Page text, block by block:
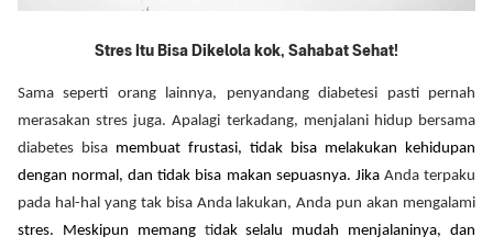
Stres Itu Bisa Dikelola kok, Sahabat Sehat!
Sama seperti orang lainnya, penyandang diabetesi pasti pernah
merasakan stres juga. Apalagi terkadang, menjalani hidup bersama
diabetes bisa membuat frustasi, tidak bisa melakukan kehidupan
dengan normal, dan tidak bisa makan sepuasnya. Jika Anda terpaku
pada hal-hal yang tak bisa Anda lakukan, Anda pun akan mengalami
stres. Meskipun memang tidak selalu mudah menjalaninya, dan